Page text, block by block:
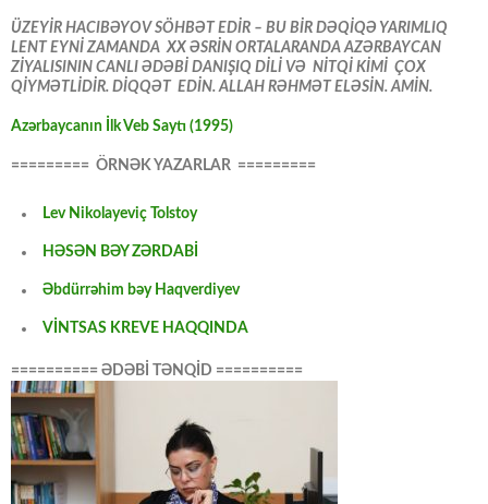
ÜZEYİR HACIBƏYOV SÖHBƏT EDİR – BU BİR DƏQİQƏ YARIMLIQ
LENT EYNİ ZAMANDA XX ƏSRİN ORTALARANDA AZƏRBAYCAN
ZİYALISININ CANLI ƏDƏBİ DANIŞIQ DİLİ VƏ NİTQİ KİMİ ÇOX
QİYMƏTLİDİR. DİQQƏT EDİN. ALLAH RƏHMƏT ELƏSİN. AMİN.
Azərbaycanın İlk Veb Saytı (1995)
========= ÖRNƏK YAZARLAR =========
Lev Nikolayeviç Tolstoy
HƏSƏN BƏY ZƏRDABİ
Əbdürrəhim bəy Haqverdiyev
VİNTSAS KREVE HAQQINDA
========== ƏDƏBİ TƏNQİD ==========